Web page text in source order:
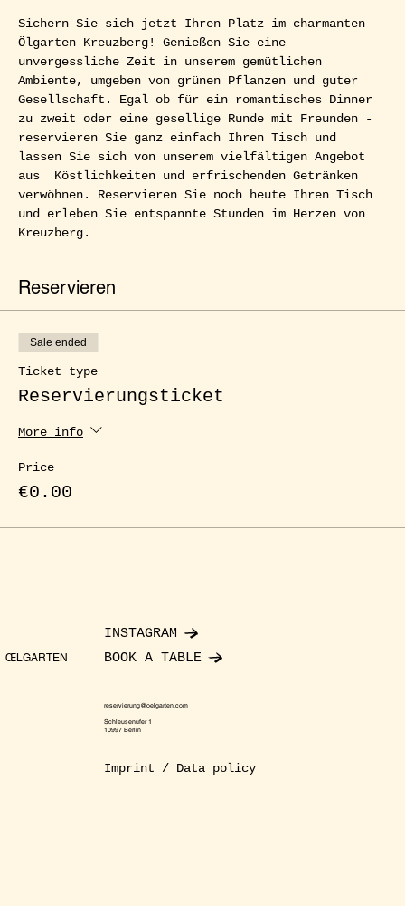
Sichern Sie sich jetzt Ihren Platz im charmanten
Ölgarten Kreuzberg! Genießen Sie eine
unvergessliche Zeit in unserem gemütlichen
Ambiente, umgeben von grünen Pflanzen und guter
Gesellschaft. Egal ob für ein romantisches Dinner
zu zweit oder eine gesellige Runde mit Freunden -
reservieren Sie ganz einfach Ihren Tisch und
lassen Sie sich von unserem vielfältigen Angebot
aus  Köstlichkeiten und erfrischenden Getränken
verwöhnen. Reservieren Sie noch heute Ihren Tisch
und erleben Sie entspannte Stunden im Herzen von
Kreuzberg.
Reservieren
Sale ended
Ticket type
Reservierungsticket
More info
Price
€0.00
ŒLGARTEN
INSTAGRAM
BOOK A TABLE
reservierung@oelgarten.com
Schleusenufer 1
10997 Berlin
Imprint / Data policy